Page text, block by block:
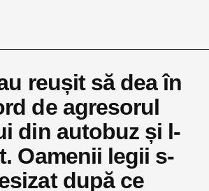
reușit să dea în
de agresorul
din autobuz și l-
Oamenii legii s-
după ce